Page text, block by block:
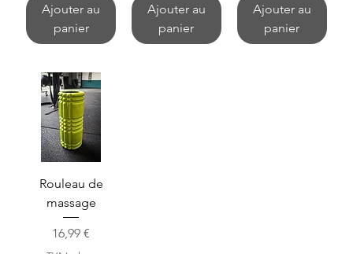
Ajouter au
panier
Ajouter au
panier
Ajouter au
panier
Rouleau de
massage
Prix
16,99 €